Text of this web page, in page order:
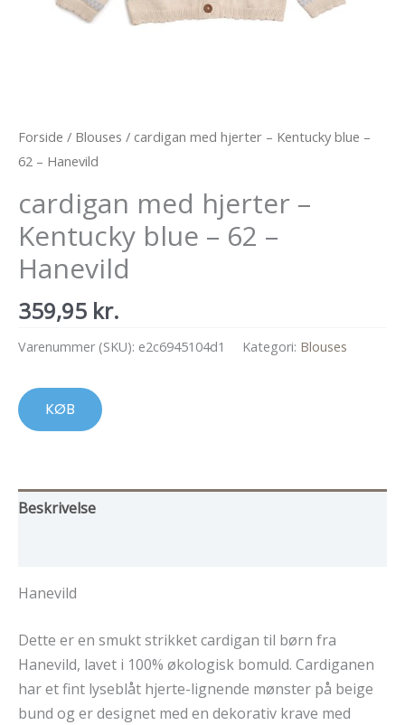
Forside / Blouses / cardigan med hjerter – Kentucky blue –
62 – Hanevild
cardigan med hjerter –
Kentucky blue – 62 –
Hanevild
359,95 kr.
Varenummer (SKU): e2c6945104d1 Kategori: Blouses
KØB
Beskrivelse
Hanevild
Dette er en smukt strikket cardigan til børn fra
Hanevild, lavet i 100% økologisk bomuld. Cardiganen
har et fint lyseblåt hjerte-lignende mønster på beige
bund og er designet med en dekorativ krave med